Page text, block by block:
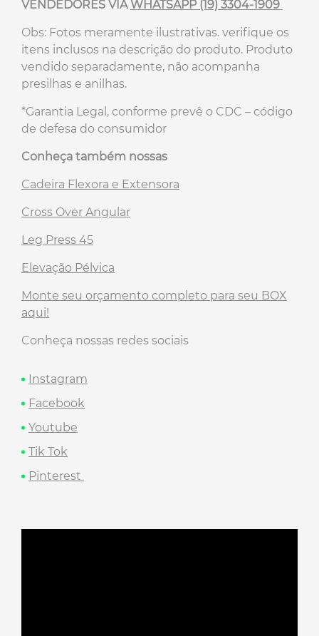
VENDEDORES VIA WHATSAPP (19) 3304-1909
Obs: Fotos meramente ilustrativas. verifique os
itens inclusos na descrição do produto. Produto
vendido separadamente, não acompanha
presilhas e anilhas.
*Garantia Legal, conforme prevê o CDC – código
de defesa do consumidor
Conheça também nossas
Cadeira Flexora e Extensora
Cross Over Angular
Leg Press 45
Elevação Pélvica
Monte seu orçamento completo para seu BOX
aqui!
Conheça nossas redes sociais
Instagram
Facebook
Youtube
Tik Tok
Pinterest